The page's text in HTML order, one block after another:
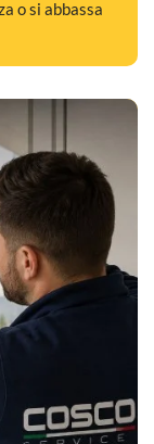
o si abbassa